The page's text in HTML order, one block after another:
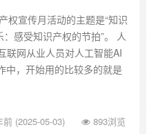
权宣传月活动的主题是“知识
感受知识产权的节拍”。 人
联网从业人员对人工智能AI
中，开始用的比较多的就是
前 (2025-05-03) 893浏览